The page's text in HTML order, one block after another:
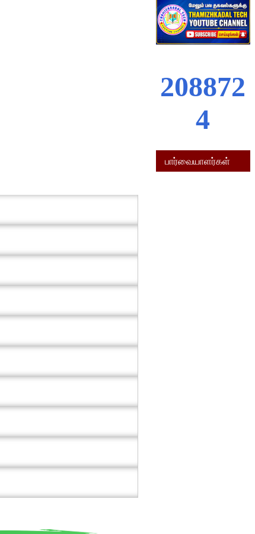
208872
4
பார்வையாளர்கள்